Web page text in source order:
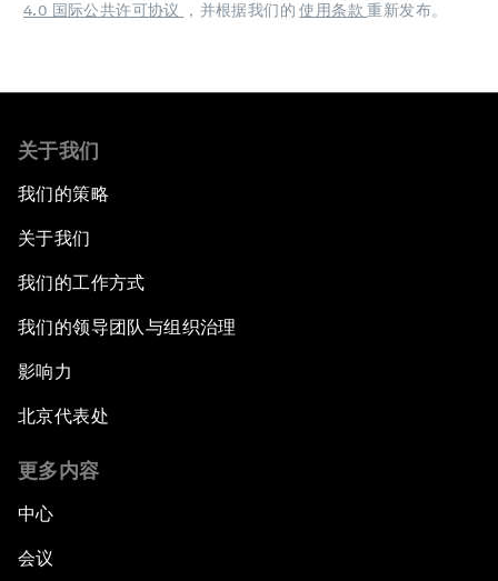
4.0 国际公共许可协议
，并根据我们的使用条款重新发布。
关于我们
我们的策略
关于我们
我们的工作方式
我们的领导团队与组织治理
影响力
北京代表处
更多内容
中心
会议